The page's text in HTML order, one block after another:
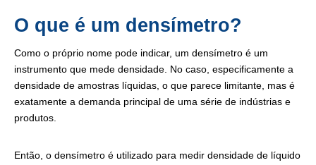
O que é um densímetro?
Como o próprio nome pode indicar, um densímetro é um
instrumento que mede densidade. No caso, especificamente a
densidade de amostras líquidas, o que parece limitante, mas é
exatamente a demanda principal de uma série de indústrias e
produtos.
Então, o densímetro é utilizado para medir densidade de líquido